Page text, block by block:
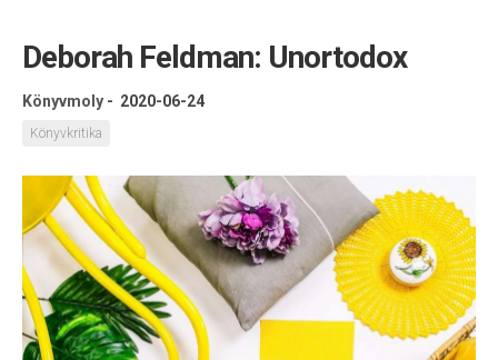
Könyvajánló
Kapcsolat
Könyveim
Rólam
Deborah Feldman: Unortodox
Könyvmoly - 2020-06-24
Könyvkritika